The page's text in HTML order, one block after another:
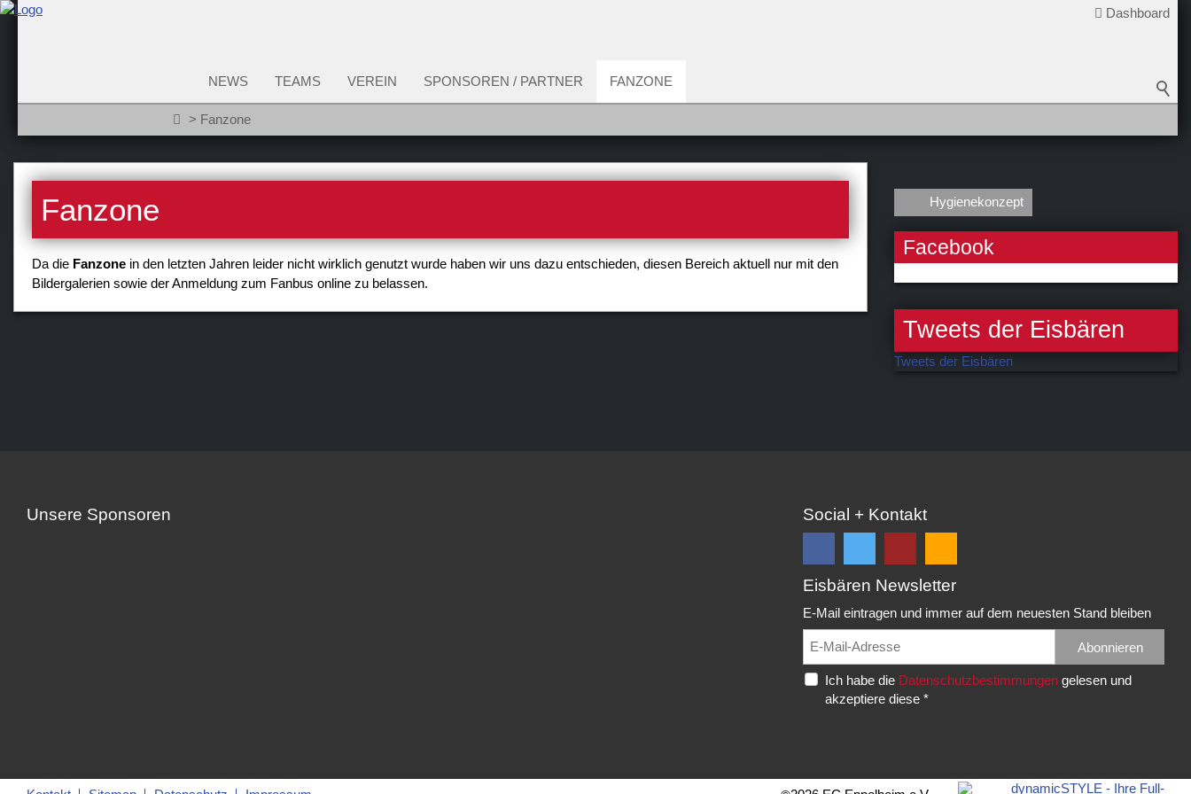
Dashboard
NEWS TEAMS VEREIN SPONSOREN / PARTNER FANZONE
Fanzone
Fanzone
Da die Fanzonein den letzten Jahren leider nicht wirklich genutzt wurde haben wir uns dazu entschieden, diesen Bereich aktuell nur mit den
Bildergalerien sowie der Anmeldung zum Fanbus online zu belassen.
Hygienekonzept
Facebook
Tweets der Eisbären
Tweets der Eisbären
Unsere Sponsoren Social + Kontakt
Folge
auf
Facebook
und
erhalte
die
Folge
auf
Twitter
und
erhalte
die
EC
Eppelheim
Rudolf-
Diesel-
Str.
Falls
unsere
Spielberichte,
etc.
Eisbären Newsletter
E-Mail eintragen und immer auf dem neuesten Stand bleiben
Abonnieren
Ich habe die Datenschutzbestimmungen gelesen und
akzeptiere diese *